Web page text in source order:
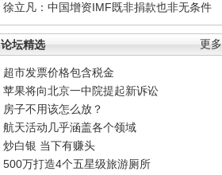
徐立凡：中国增资IMF既非捐款也非无条件
更多
论坛精选
超市发票价格包含税金
苹果将向北京一中院提起新诉讼
房子不用该怎么放？
航天活动几乎涵盖各个领域
炒白银 当下有赚头
500万打造4个五星级旅游厕所